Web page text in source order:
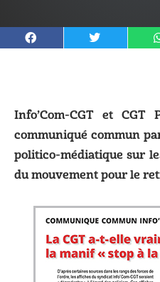
Info’Com-CGT et
communiqué commun
politico-médiatique sur
du mouvement pour le